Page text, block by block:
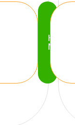
Köp
Nu